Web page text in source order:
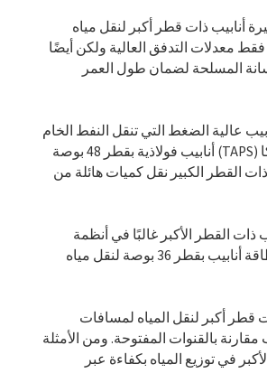
أنابيب ذات قطر أكبر لنقل مياه
معدلات التدفق العالية ولكن أيضًا
المسلحة لضمان طول العمر
عالية الضغط التي تنقل النفط الخام
أو المنتجات المكررة أو الغاز الطبيعي لمسافات طويلة. على سبيل المثال، يستخدم نظام خط أنابيب ترانس ألاسكا (TAPS) أنابيب فولاذية بقطر 48 بوصة
القطر الكبير نقل كميات هائلة من
ذات القطر الأكبر غالبًا في أنظمة
سحب وتصريف مياه التبريد وأنابيب الملاط ونقل سوائل العمليات. على سبيل المثال، قد تستخدم محطة توليد الطاقة أنابيب بقطر 36 بوصة لنقل مياه
قطر أكبر لنقل المياه لمسافات
بالقنوات المفتوحة. ومن الأمثلة
في توزيع المياه بكفاءة عبر